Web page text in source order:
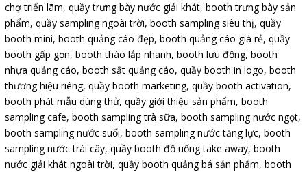
chợ triển lãm, quầy trưng bày nước giải khát, booth trưng bày sản
phẩm, quầy sampling ngoài trời, booth sampling siêu thị, quầy
booth mini, booth quảng cáo đẹp, booth quảng cáo giá rẻ, quầy
booth gấp gọn, booth tháo lắp nhanh, booth lưu động, booth
nhựa quảng cáo, booth sắt quảng cáo, quầy booth in logo, booth
thương hiệu riêng, quầy booth marketing, quầy booth activation,
booth phát mẫu dùng thử, quầy giới thiệu sản phẩm, booth
sampling cafe, booth sampling trà sữa, booth sampling nước ngọt,
booth sampling nước suối, booth sampling nước tăng lực, booth
sampling nước trái cây, quầy booth đồ uống take away, booth
nước giải khát ngoài trời, quầy booth quảng bá sản phẩm, booth